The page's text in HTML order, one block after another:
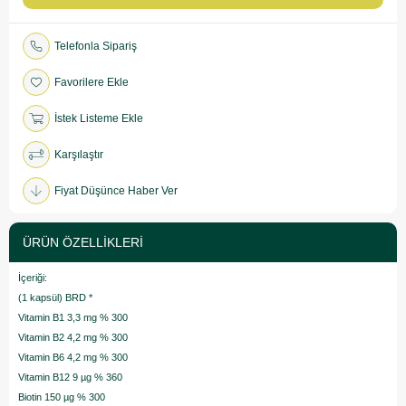
Telefonla Sipariş
Favorilere Ekle
İstek Listeme Ekle
Karşılaştır
Fiyat Düşünce Haber Ver
ÜRÜN ÖZELLIKLERI
İçeriği:
(1 kapsül) BRD *
Vitamin B1 3,3 mg % 300
Vitamin B2 4,2 mg % 300
Vitamin B6 4,2 mg % 300
Vitamin B12 9 µg % 360
Biotin 150 µg % 300